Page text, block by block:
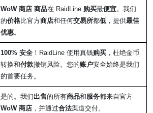
WoW 商店 商品在 RaidLine 购买最便宜。我们
的价格比官方商店和任何交易所都低 ，提供最佳
优惠。
100% 安全 ！RaidLine 使用真钱购买 ，杜绝金币
转换和付款撤销风险。您的账户安全始终是我们
的首要任务。
是的。我们出售的所有商品和服务都来自官方
WoW 商店 ，并通过合法渠道交付。